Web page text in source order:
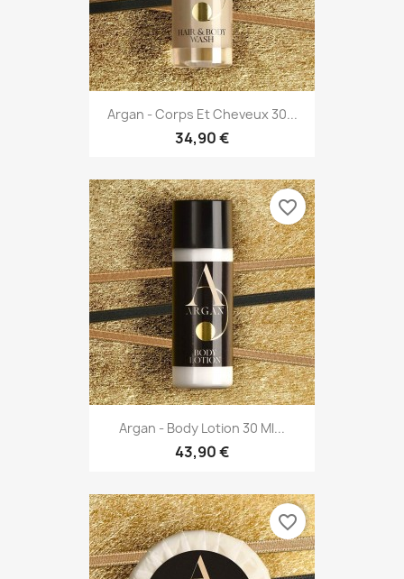
Argan - Corps Et Cheveux 30...
34,90 €
Argan - Body Lotion 30 Ml...
43,90 €
favorite_border
favorite_border